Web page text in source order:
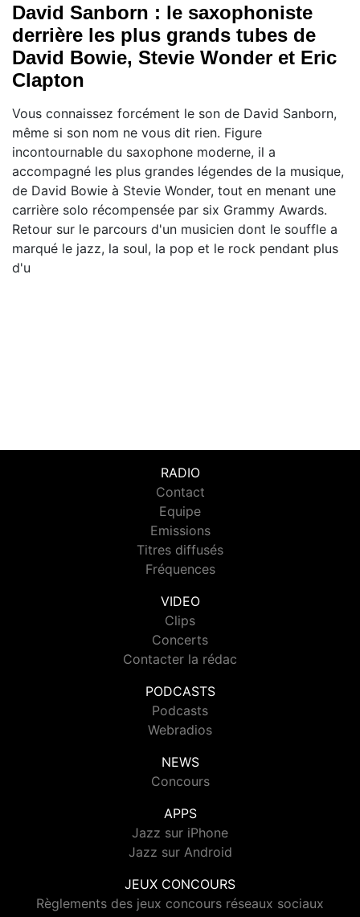
David Sanborn : le saxophoniste
derrière les plus grands tubes de
David Bowie, Stevie Wonder et Eric
Clapton
Vous connaissez forcément le son de David Sanborn,
même si son nom ne vous dit rien. Figure
incontournable du saxophone moderne, il a
accompagné les plus grandes légendes de la musique,
de David Bowie à Stevie Wonder, tout en menant une
carrière solo récompensée par six Grammy Awards.
Retour sur le parcours d'un musicien dont le souffle a
marqué le jazz, la soul, la pop et le rock pendant plus
d'u
RADIO
Contact
Equipe
Emissions
Titres diffusés
Fréquences
VIDEO
Clips
Concerts
Contacter la rédac
PODCASTS
Podcasts
Webradios
NEWS
Concours
APPS
Jazz sur iPhone
Jazz sur Android
JEUX CONCOURS
Règlements des jeux concours réseaux sociaux